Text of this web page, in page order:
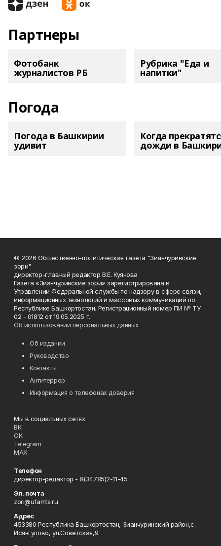
Партнеры
Фотобанк
журналистов РБ
Рубрика "Еда и
напитки"
Погода
Погода в Башкирии
удивит
Когда
дожди в
© 2026 Общественно-политическая газета "Зианчуринские
зори"
директор-главный редактор В.Е. Куянова
Газета «Зианчуринские зори» зарегистрирована в
Управлении Федеральной службы по надзору в сфере связи,
информационных технологий и массовых коммуникаций по
Республике Башкортостан. Регистрационный номер ПИ № ТУ
02 - 01812 от 19.05.2025 г.
Об использовании персональных данных
Об издании
Руководство
Контакты
Антитеррор
Информация о телефонах доверия
Мы в социальных сетях
ВК
ОК
Telegram
MAX
Телефон
директор-редактор - 8(34785)2-11-45
Эл. почта
zori@ufamts.ru
Адрес
453380 Республика Башкортостан, Зианчуринский район,с.
Исянгулово, ул.Советская,9.